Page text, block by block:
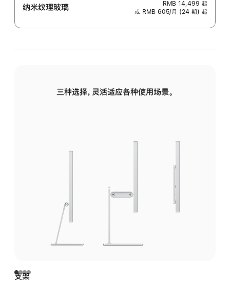
纳米纹理玻璃 RMB 14,499 起
或 RMB 605/月 (24 期) 起
三种选择，灵活适应各种使用场景。
支架